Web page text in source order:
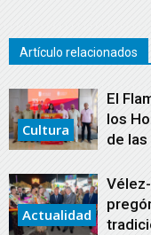
Artículo relacionados
Cultura
El
los
de
Actualidad